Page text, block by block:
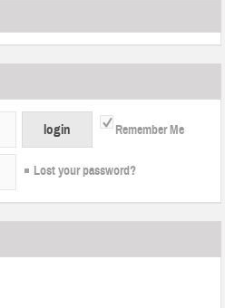
Remember Me
Lost your password?